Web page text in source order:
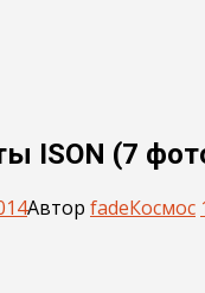
ISON (7
Автор fadeКосмос